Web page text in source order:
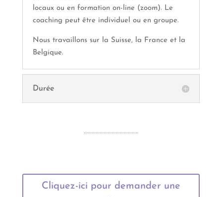
locaux ou en formation on-line (zoom). Le
coaching peut être individuel ou en groupe.
Nous travaillons sur la Suisse, la France et la
Belgique.
Durée
Cliquez-ici pour demander une